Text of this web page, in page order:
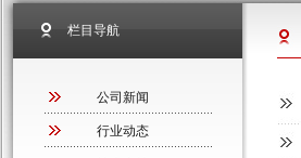
栏目导航
公司新闻
行业动态